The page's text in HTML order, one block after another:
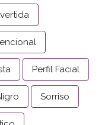
Perfil Facial
Sorriso